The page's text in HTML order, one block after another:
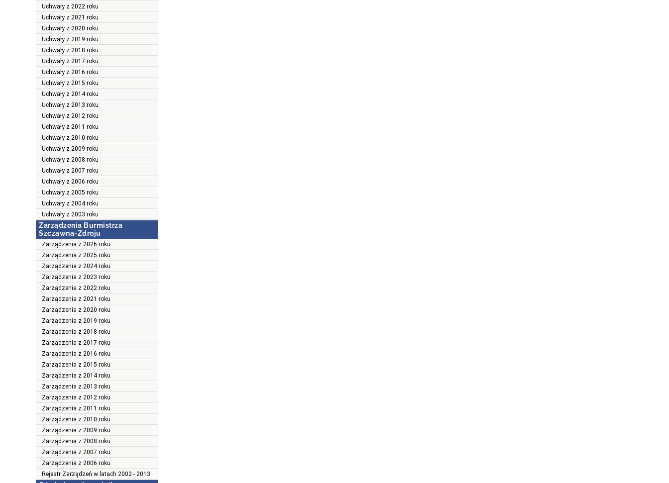
Uchwały z 2022 roku
Uchwały z 2021 roku
Uchwały z 2020 roku
Uchwały z 2019 roku
Uchwały z 2018 roku
Uchwały z 2017 roku
Uchwały z 2016 roku
Uchwały z 2015 roku
Uchwały z 2014 roku
Uchwały z 2013 roku
Uchwały z 2012 roku
Uchwały z 2011 roku
Uchwały z 2010 roku
Uchwały z 2009 roku
Uchwały z 2008 roku
Uchwały z 2007 roku
Uchwały z 2006 roku
Uchwały z 2005 roku
Uchwały z 2004 roku
Uchwały z 2003 roku
Zarządzenia Burmistrza
Szczawna-Zdroju
Zarządzenia z 2026 roku
Zarządzenia z 2025 roku
Zarządzenia z 2024 roku
Zarządzenia z 2023 roku
Zarządzenia z 2022 roku
Zarządzenia z 2021 roku
Zarządzenia z 2020 roku
Zarządzenia z 2019 roku
Zarządzenia z 2018 roku
Zarządzenia z 2017 roku
Zarządzenia z 2016 roku
Zarządzenia z 2015 roku
Zarządzenia z 2014 roku
Zarządzenia z 2013 roku
Zarządzenia z 2012 roku
Zarządzenia z 2011 roku
Zarządzenia z 2010 roku
Zarządzenia z 2009 roku
Zarządzenia z 2008 roku
Zarządzenia z 2007 roku
Zarządzenia z 2006 roku
Rejestr Zarządzeń w latach 2002 - 2013